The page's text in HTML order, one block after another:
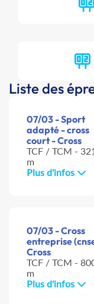
Liste des
07/03 - Sport
adapté - cross
court - Cross
TCF / TCM -
m
Plus d'infos
07/03 - Cross
entreprise
Cross
TCF / TCM -
m
Plus d'infos